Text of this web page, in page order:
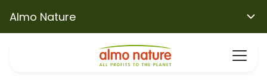
Almo Nature